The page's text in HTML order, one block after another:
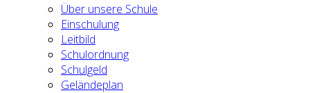
Über unsere Schule
Einschulung
Leitbild
Schulordnung
Schulgeld
Geländeplan